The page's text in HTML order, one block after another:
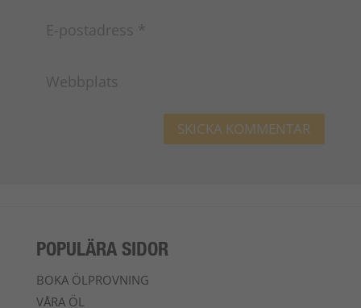
POPULÄRA SIDOR
BOKA ÖLPROVNING
VÅRA ÖL